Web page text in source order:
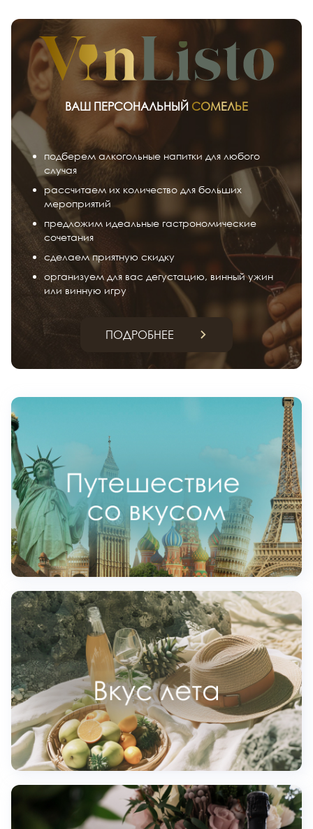
ВАШ ПЕРСОНАЛЬНЫЙ СОМЕЛЬЕ
подберем алкогольные напитки для любого
случая
рассчитаем их количество для больших
мероприятий
предложим идеальные гастрономические
сочетания
сделаем приятную скидку
организуем для вас дегустацию, винный ужин
или винную игру
ПОДРОБНЕЕ